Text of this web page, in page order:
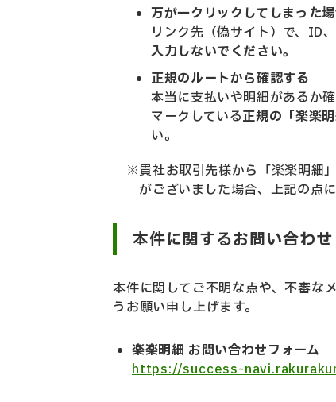
万が一クリックしてしまった
リンク先（偽サイト）で、ID
入力しないでください。
正規のルートから確認する
本当に支払いや明細があるか
マークしている正規の「楽楽
い。
※貴社お取引先様から「楽楽明細
がございました場合、上記の点
本件に関するお問い合わせ
本件に関してご不明な点や、不審な
うお願い申し上げます。
楽楽明細 お問い合わせフォーム
https://success-